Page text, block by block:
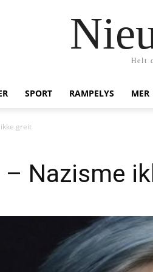
Helt
SPORT RAMPELYS MER
greit
Nazisme